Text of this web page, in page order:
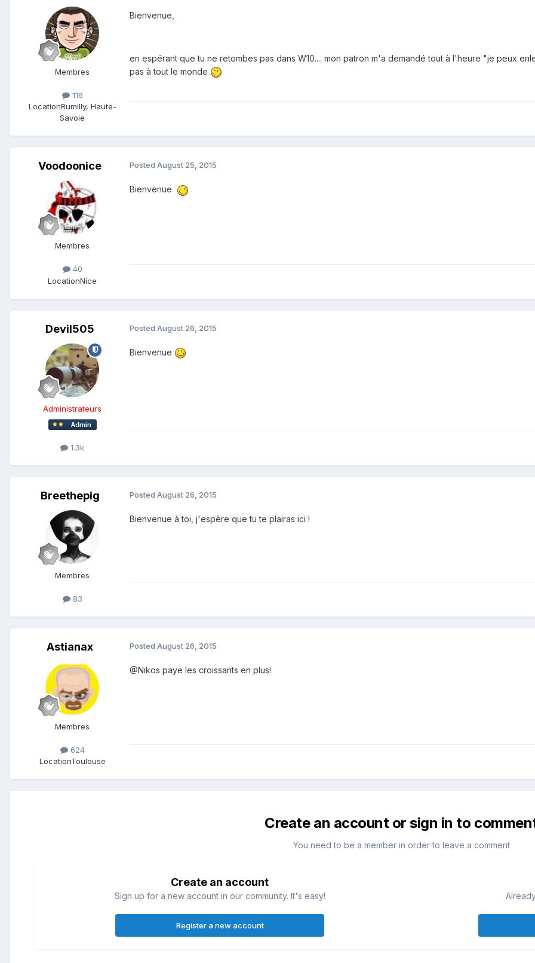
Membres
116
LocationRumilly, Haute-
Savoie
Bienvenue,
en espérant que tu ne retombes pas dans W10.... mon patron m'a demandé tout à l'heure "je peux
pas à tout le monde
Voodoonice
Membres
40
LocationNice
Posted August 25, 2015
Bienvenue
Devil505
Administrateurs
1.3k
Posted August 26, 2015
Bienvenue
Breethepig
Membres
83
Posted August 26, 2015
Bienvenue à toi, j'espère que tu te plairas ici !
Astianax
Membres
624
LocationToulouse
Posted August 26, 2015
@Nikos paye les croissants en plus!
Create an account or sign in to
You need to be a member in order to leave a comment
Create an account
Sign up for a new account in our community. It's easy!
Register a new account